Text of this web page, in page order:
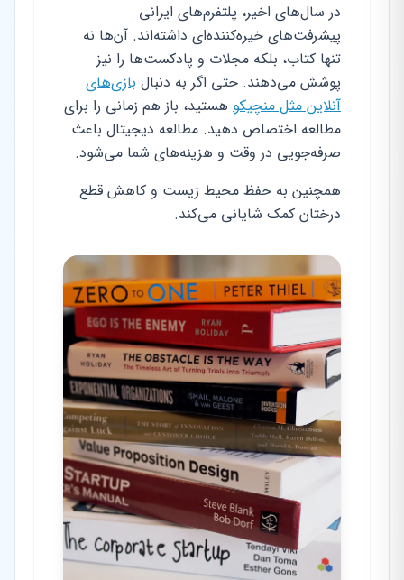
در سال‌های اخیر، پلتفرم‌های ایرانی
پیشرفت‌های خیره‌کننده‌ای داشته‌اند. آن‌ها نه
تنها کتاب، بلکه مجلات و پادکست‌ها را نیز
پوشش می‌دهند. حتی اگر به دنبال بازی‌های
آنلاین مثل منچیکو هستید، باز هم زمانی را برای
مطالعه اختصاص دهید. مطالعه دیجیتال باعث
صرفه‌جویی در وقت و هزینه‌های شما می‌شود.
همچنین به حفظ محیط زیست و کاهش قطع
درختان کمک شایانی می‌کند.